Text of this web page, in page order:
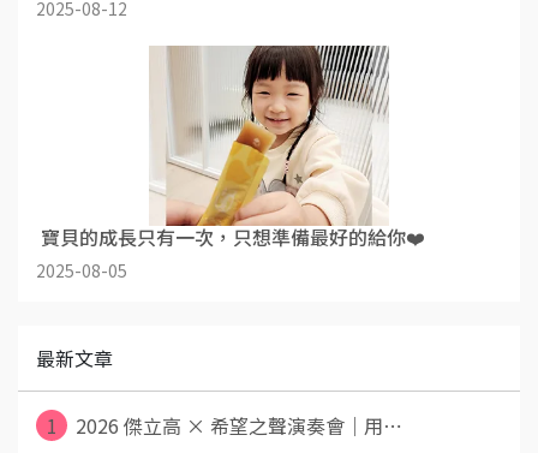
2025-08-12
​ 寶貝的成長只有一次，只想準備最好的給你❤️
2025-08-05
最新文章
1
2026 傑立高 × 希望之聲演奏會｜用⋯